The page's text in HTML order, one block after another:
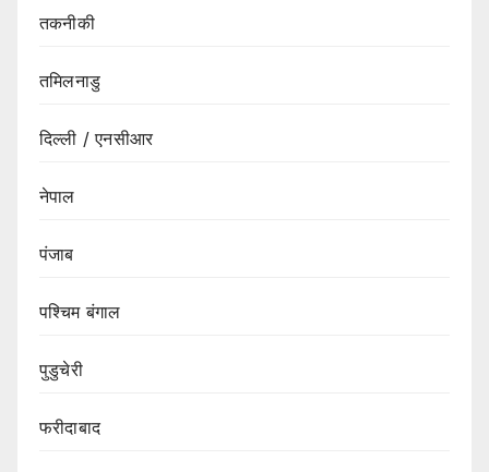
तकनीकी
तमिलनाडु
दिल्ली / एनसीआर
नेपाल
पंजाब
पश्चिम बंगाल
पुडुचेरी
फरीदाबाद